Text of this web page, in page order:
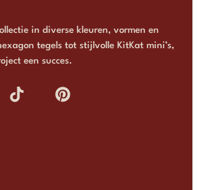
in diverse kleuren, vormen en
tegels tot stijlvolle KitKat mini’s,
een succes.